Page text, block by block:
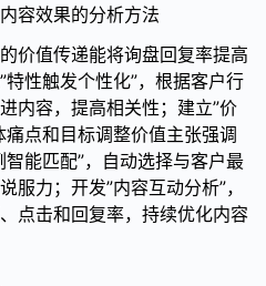
容效果的分析方法
价值传递能将询盘回复率提高
性触发个性化”，根据客户行
内容，提高相关性；建立”价
点和目标调整价值主张强调
能匹配”，自动选择与客户最
服力；开发”内容互动分析”，
点击和回复率，持续优化内容